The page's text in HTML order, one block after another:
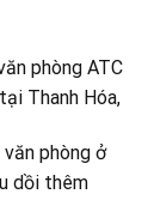
phòng ATC
Thanh Hóa,
phòng ở
dồi thêm